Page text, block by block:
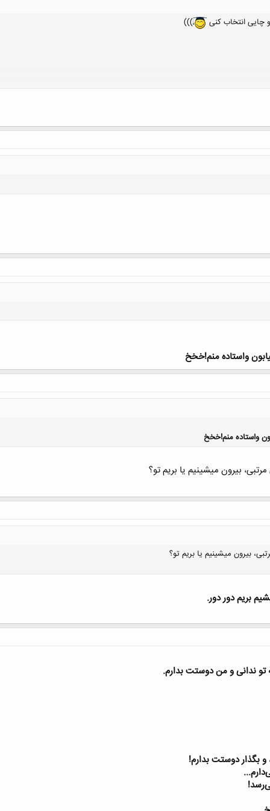
چایی انتخاب کنی
)))
واستاده منم!خخخ
واستاده منم!خخخ
کلیک کنید تا باز شود...
بیرون میشینیم یا بریم تو؟
بیرون میشینیم یا بریم تو؟
بریم دور دور.
ندانی و من دوستت بدارم.
بگذار دوستت بدارم!